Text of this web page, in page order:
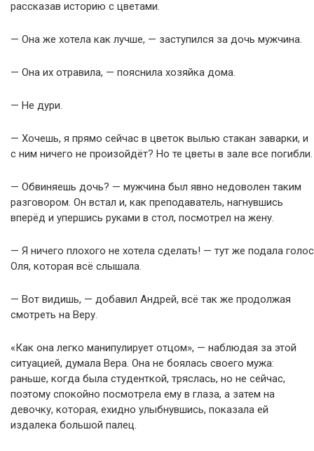
рассказав историю с цветами.
— Она же хотела как лучше, — заступился за дочь мужчина.
— Она их отравила, — пояснила хозяйка дома.
— Не дури.
— Хочешь, я прямо сейчас в цветок вылью стакан заварки, и
с ним ничего не произойдёт? Но те цветы в зале все погибли.
— Обвиняешь дочь? — мужчина был явно недоволен таким
разговором. Он встал и, как преподаватель, нагнувшись
вперёд и упершись руками в стол, посмотрел на жену.
— Я ничего плохого не хотела сделать! — тут же подала голос
Оля, которая всё слышала.
— Вот видишь, — добавил Андрей, всё так же продолжая
смотреть на Веру.
«Как она легко манипулирует отцом», — наблюдая за этой
ситуацией, думала Вера. Она не боялась своего мужа:
раньше, когда была студенткой, тряслась, но не сейчас,
поэтому спокойно посмотрела ему в глаза, а затем на
девочку, которая, ехидно улыбнувшись, показала ей
издалека большой палец.